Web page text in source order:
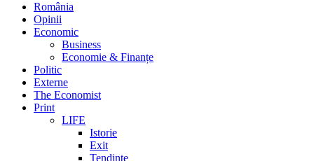
România
Opinii
Economic
Business
Economie & Finanțe
Politic
Externe
The Economist
Print
LIFE
Istorie
Exit
Tendințe